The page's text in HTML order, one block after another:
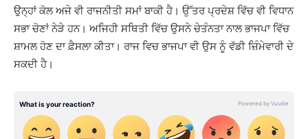
ਉਨ੍ਹਾਂ ਕੋਲ ਅਜੇ ਵੀ ਰਾਜਨੀਤੀ ਸਮਾਂ ਬਾਕੀ ਹੈ। ਉੱਤਰ ਪ੍ਰਦੇਸ਼ ਵਿੱਚ ਵੀ ਵਿਧਾਨ
ਸਭਾ ਚੋਣਾਂ ਨੇੜੇ ਹਨ। ਅਜਿਹੀ ਸਥਿਤੀ ਵਿੱਚ ਉਸਨੇ ਚੇਤੰਨਤਾ ਨਾਲ ਭਾਜਪਾ ਵਿੱਚ
ਸ਼ਾਮਲ ਹੋਣ ਦਾ ਫ਼ੈਸਲਾ ਕੀਤਾ। ਰਾਜ ਵਿਚ ਭਾਜਪਾ ਵੀ ਉਸ ਨੂੰ ਵੱਡੀ ਜ਼ਿੰਮੇਵਾਰੀ ਦੇ
ਸਕਦੀ ਹੈ।